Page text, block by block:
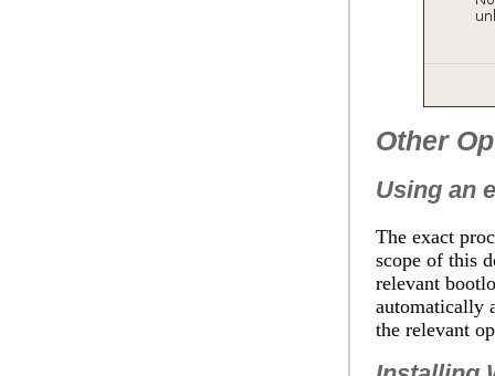
Other
Using an
The exact
scope of this
relevant
automatically
the relevant